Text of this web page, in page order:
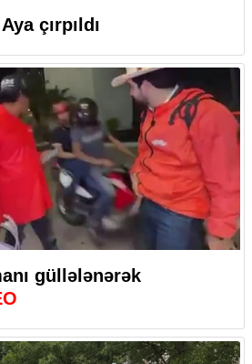
çırpıldı
güllələnərək